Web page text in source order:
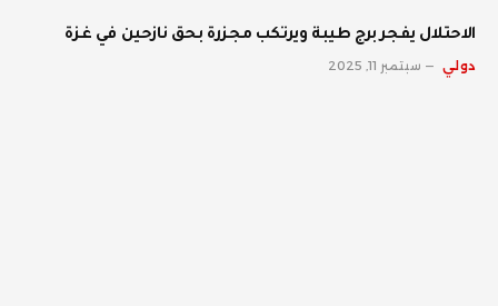
الاحتلال يفجر برج طيبة ويرتكب مجزرة بحق نازحين في غزة
دولي سبتمبر 11, 2025